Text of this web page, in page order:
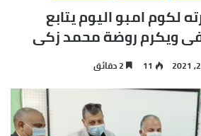
لكوم امبو اليوم يتابع
ويكرم روضة محمد زكى
11